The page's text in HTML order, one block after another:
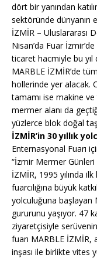
dört bir yanından
sektöründe dünyanın
İZMİR – Uluslararası
Nisan’da Fuar
ticaret hacmiyle bu
MARBLE İZMİR’de
hollerinde yer alacak.
tamamı ise makine
mermer alanı da
yüzlerce blok doğal
İZMİR’in 30 yıllık
Enternasyonal Fuarı
“İzmir Mermer Günleri
İZMİR, 1995 yılında
fuarcılığına büyük
yolculuğuna başlayan
gururunu yaşıyor. 47
ziyaretçisiyle
fuarı MARBLE İZMİR,
inşası ile birlikte vites